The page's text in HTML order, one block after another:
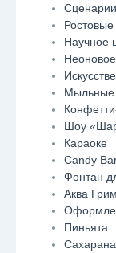
Ростовые
Научное
Мыльные
Шоу
Караоке
Candy
Фонтан
Аква Грим
Пиньята